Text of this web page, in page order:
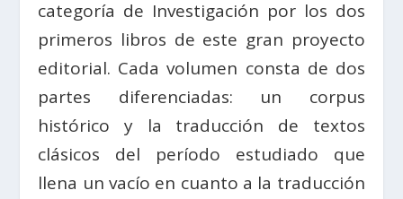
categoría de Investigación por los dos
primeros libros de este gran proyecto
editorial. Cada volumen consta de dos
partes diferenciadas: un corpus
histórico y la traducción de textos
clásicos del período estudiado que
llena un vacío en cuanto a la traducción